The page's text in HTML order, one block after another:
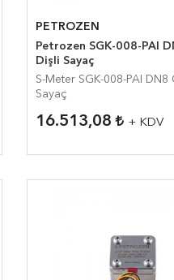
PETROZEN
Petrozen SGK-008-PAI DN8 Oval
Dişli Sayaç
S-Meter SGK-008-PAI DN8 Oval Dişli
Sayaç
16.513,08 + KDV